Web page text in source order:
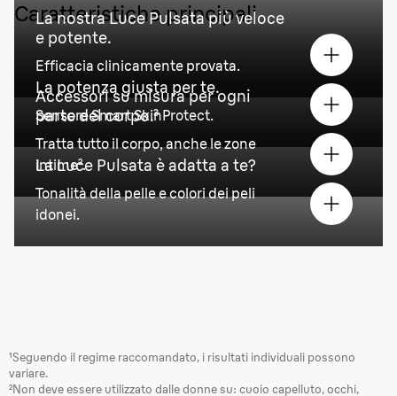
Caratteristiche principali
La nostra Luce Pulsata più veloce
e potente.
Efficacia clinicamente provata.
La potenza giusta per te.
Sensore Smart SkinProtect.
Accessori su misura per ogni
parte del corpo.³
Tratta tutto il corpo, anche le zone
intime².
La Luce Pulsata è adatta a te?
Tonalità della pelle e colori dei peli
idonei.
¹Seguendo il regime raccomandato, i risultati individuali possono
variare.
²Non deve essere utilizzato dalle donne su: cuoio capelluto, occhi,